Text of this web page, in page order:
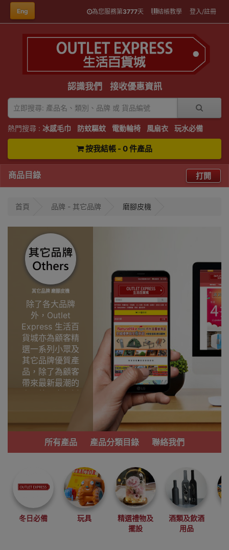
Eng 為您服務第3777天 結帳教學 登入/註冊
認識我們 接收優惠資訊
熱門搜尋 : 冰感毛巾 防蚊驅蚊 電動輪椅 風扇衣 玩水必備
按我結帳 - 0 件產品
商品目錄 打開
首頁 品牌 - 其它品牌 磨腳皮機
其它品牌 磨腳皮機
除了各大品牌
外，Outlet
Express 生活百
貨城亦為顧客精
選一系列小眾及
其它品牌優質產
品，除了為顧客
帶來最新最潮的
產品外，亦包括
功能齊備的產
品。
我們每月會固定
尋找最更新、最
潮、有特色而且
優惠的優質產
品，從用家的角
度為你帶來你的
最好選擇。
所有產品 產品分類目錄 聯絡我們
冬日必備 玩具
精選禮物及
擺設
酒類及飲酒
用品